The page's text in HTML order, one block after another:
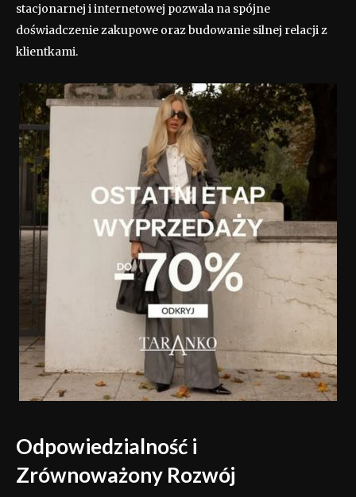
stacjonarnej i internetowej pozwala na spójne
doświadczenie zakupowe oraz budowanie silnej relacji z
klientkami.
Odpowiedzialność i
Zrównoważony Rozwój